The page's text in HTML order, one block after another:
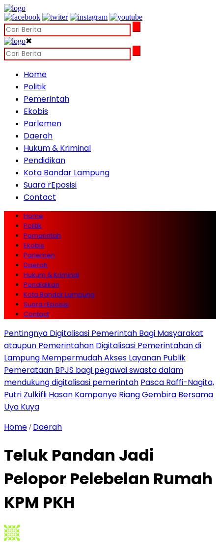
✖
Home
Politik
Pemerintah
Ekobis
Parlemen
Daerah
Hukum & Kriminal
Pendidikan
Kota Bandar Lampung
Suara rEposisi
Contact
Home
Politik
Pemerintah
Ekobis
Parlemen
Daerah
Hukum & Kriminal
Pendidikan
Kota Bandar Lampung
Suara rEposisi
Contact
Pentingnya Digitalisasi Pemerintah Bagi Masyarakat
ataupun Pemerintahan Digitalisasi Pemerintahan di
Lampung Mempermudah Akses Layanan Publik
Pemerataan BPJS bagi pegawai swasta dalam
mendukung digitalisasi pemerintah Pasca Raffi-Nagita,
Putri Zulkifli Hasan Kampanye Riang Gembira Bersama
Uya Kuya
Home / Daerah
Teluk Pandan Jadi
Pelopor Pelebelan Rumah
KPM PKH